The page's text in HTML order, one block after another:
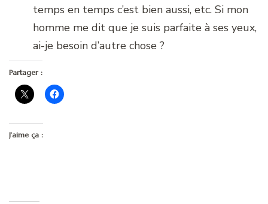
temps en temps c’est bien aussi, etc. Si mon
homme me dit que je suis parfaite à ses yeux,
ai-je besoin d’autre chose ?
Partager :
J’aime ça :